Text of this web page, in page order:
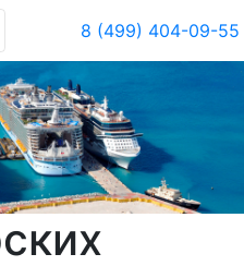
8 (499) 404-09-55